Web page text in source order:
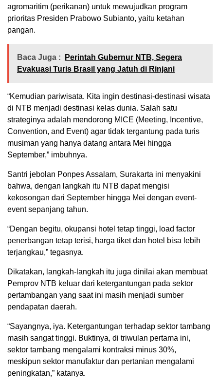
agromaritim (perikanan) untuk mewujudkan program
prioritas Presiden Prabowo Subianto, yaitu ketahan
pangan.
Baca Juga :
Perintah Gubernur NTB, Segera
Evakuasi Turis Brasil yang Jatuh di Rinjani
“Kemudian pariwisata. Kita ingin destinasi-destinasi wisata
di NTB menjadi destinasi kelas dunia. Salah satu
strateginya adalah mendorong MICE (Meeting, Incentive,
Convention, and Event) agar tidak tergantung pada turis
musiman yang hanya datang antara Mei hingga
September,” imbuhnya.
Santri jebolan Ponpes Assalam, Surakarta ini menyakini
bahwa, dengan langkah itu NTB dapat mengisi
kekosongan dari September hingga Mei dengan event-
event sepanjang tahun.
“Dengan begitu, okupansi hotel tetap tinggi, load factor
penerbangan tetap terisi, harga tiket dan hotel bisa lebih
terjangkau,” tegasnya.
Dikatakan, langkah-langkah itu juga dinilai akan membuat
Pemprov NTB keluar dari ketergantungan pada sektor
pertambangan yang saat ini masih menjadi sumber
pendapatan daerah.
“Sayangnya, iya. Ketergantungan terhadap sektor tambang
masih sangat tinggi. Buktinya, di triwulan pertama ini,
sektor tambang mengalami kontraksi minus 30%,
meskipun sektor manufaktur dan pertanian mengalami
peningkatan,” katanya.